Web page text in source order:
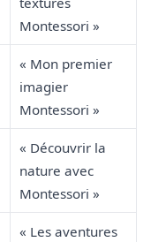
Montessori »
« Mon premier
imagier
Montessori »
« Découvrir la
nature avec
Montessori »
« Les aventures